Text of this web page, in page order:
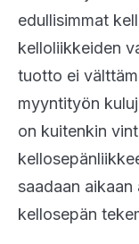
edullisimmat
kelloliikkeiden
tuotto ei
myyntityön
on kuitenkin
saadaan
kellosepän